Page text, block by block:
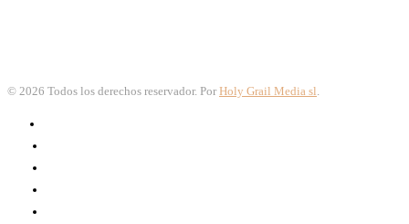
© 2026 Todos los derechos reservador. Por Holy Grail Media sl.